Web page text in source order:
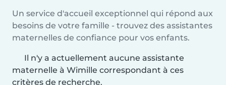
Un service d'accueil exceptionnel qui répond aux
besoins de votre famille - trouvez des assistantes
maternelles de confiance pour vos enfants.
Il n'y a actuellement aucune assistante
maternelle à Wimille correspondant à ces
critères de recherche.